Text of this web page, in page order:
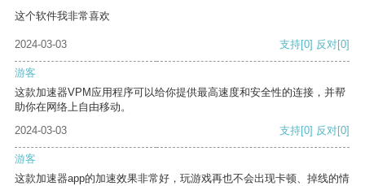
这个软件我非常喜欢
2024-03-03 支持[0] 反对[0]
游客
这款加速器VPM应用程序可以给你提供最高速度和安全性的连接，并帮
助你在网络上自由移动。
2024-03-03
支持[0] 反对[0]
游客
这款加速器app的加速效果非常好，玩游戏再也不会出现卡顿、掉线的情